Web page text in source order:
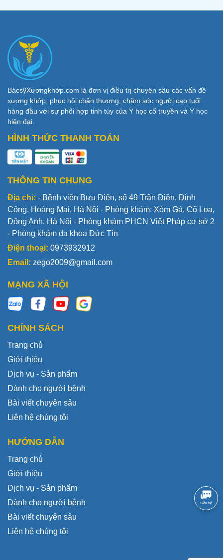
BácsỹXươngkhớp.com là đơn vị điều trị chuyên sâu các vấn đề
xương khớp, phục hồi chấn thương, chăm sóc người cao tuổi
hàng đầu với sự phối hợp tinh túy của Y học cổ truyền và Y học
hiện đại.
HÌNH THỨC THANH TOÁN
THÔNG TIN CHUNG
Địa chỉ: - Bệnh viện Bưu Điện, số 49 Trần Điền, Định
Công, Hoàng Mai, Hà Nội - Phòng khám: Xóm Gà, Cổ Loa,
Đông Anh, Hà Nội - Phòng khám PHCN Việt Pháp cơ sở 2
- Phòng khám đa khoa Đức Tín
Điện thoại: 0973932912
Email: zego2009@gmail.com
MẠNG XÃ HỘI
CHÍNH SÁCH
Trang chủ
Giới thiệu
Dịch vụ - Sản phẩm
Dành cho người bệnh
Bài viết chuyên sâu
Liên hệ chúng tôi
HƯỚNG DẪN
Trang chủ
Giới thiệu
Dịch vụ - Sản phẩm
Dành cho người bệnh
Bài viết chuyên sâu
Liên hệ chúng tôi